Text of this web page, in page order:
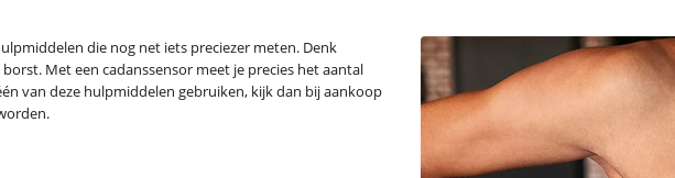
die nog net iets preciezer meten. Denk
Met een cadanssensor meet je precies het aantal
van deze hulpmiddelen gebruiken, kijk dan bij aankoop